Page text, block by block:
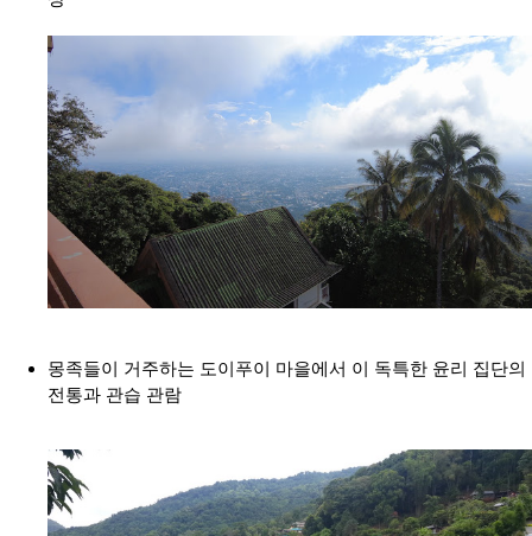
몽족들이 거주하는 도이푸이 마을에서 이 독특한 윤리 집단의
전통과 관습 관람